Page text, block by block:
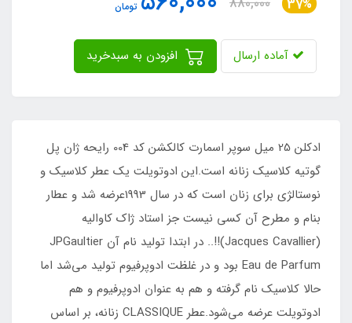
37% تومان
آماده ارسال
ادکلن 25 میل سوپر اسمارت کالکشن کد 004 رایحه ژان پل
گوتیه کلاسیک زنانه است.این ادوتویلت یک عطر کلاسیک و
نوستالژی برای زنان است که در سال 1993عرضه شد و عطار
بنام و مطرح آن کسی نیست جز استاد ژاک کاوالیه
(Jacques Cavallier)!!.. در ابتدا تولید نام آن JPGaultier
Eau de Parfum بود و در غلظت ادوپرفیوم تولید می‌شد اما
حالا کلاسیک نام گرفته و هم به عنوان ادوپرفیوم و هم
ادوتویلت عرضه می‌شود.عطر CLASSIQUE زنانه، بر اساس